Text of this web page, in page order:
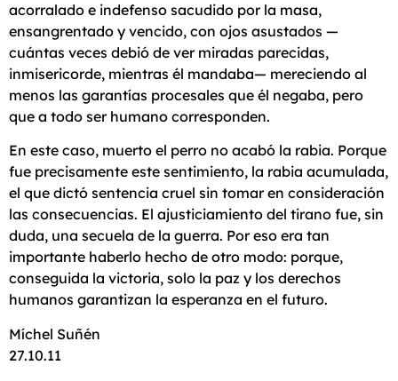
acorralado e indefenso sacudido por la masa,
ensangrentado y vencido, con ojos asustados —
cuántas veces debió de ver miradas parecidas,
inmisericorde, mientras él mandaba— mereciendo al
menos las garantías procesales que él negaba, pero
que a todo ser humano corresponden.
En este caso, muerto el perro no acabó la rabia. Porque
fue precisamente este sentimiento, la rabia acumulada,
el que dictó sentencia cruel sin tomar en consideración
las consecuencias. El ajusticiamiento del tirano fue, sin
duda, una secuela de la guerra. Por eso era tan
importante haberlo hecho de otro modo: porque,
conseguida la victoria, solo la paz y los derechos
humanos garantizan la esperanza en el futuro.
Míchel Suñén
27.10.11